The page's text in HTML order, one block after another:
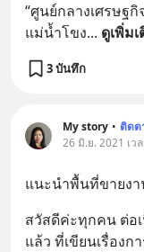
“ศูนย์กลางเศรษฐ
แม่น้ำโขง... ดูเพิ่ม
3 บันทึก
My story • ติดต
26 มิ.ย. 2021 เว
แนะนำพื้นที่ขายง
สวัสดีค่ะทุกคน ต่อ
แล้ว ที่เขียนเรื่อง